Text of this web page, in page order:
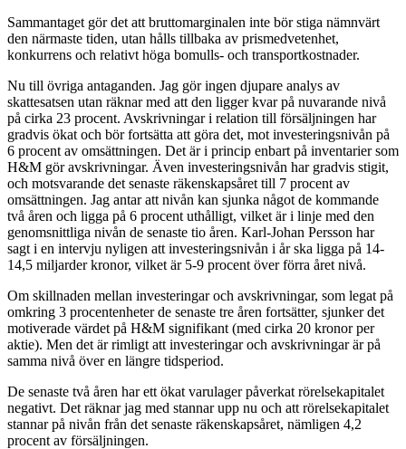
Sammantaget gör det att bruttomarginalen inte bör stiga nämnvärt
den närmaste tiden, utan hålls tillbaka av prismedvetenhet,
konkurrens och relativt höga bomulls- och transportkostnader.
Nu till övriga antaganden. Jag gör ingen djupare analys av
skattesatsen utan räknar med att den ligger kvar på nuvarande nivå
på cirka 23 procent. Avskrivningar i relation till försäljningen har
gradvis ökat och bör fortsätta att göra det, mot investeringsnivån på
6 procent av omsättningen. Det är i princip enbart på inventarier som
H&M gör avskrivningar. Även investeringsnivån har gradvis stigit,
och motsvarande det senaste räkenskapsåret till 7 procent av
omsättningen. Jag antar att nivån kan sjunka något de kommande
två åren och ligga på 6 procent uthålligt, vilket är i linje med den
genomsnittliga nivån de senaste tio åren. Karl-Johan Persson har
sagt i en intervju nyligen att investeringsnivån i år ska ligga på 14-
14,5 miljarder kronor, vilket är 5-9 procent över förra året nivå.
Om skillnaden mellan investeringar och avskrivningar, som legat på
omkring 3 procentenheter de senaste tre åren fortsätter, sjunker det
motiverade värdet på H&M signifikant (med cirka 20 kronor per
aktie). Men det är rimligt att investeringar och avskrivningar är på
samma nivå över en längre tidsperiod.
De senaste två åren har ett ökat varulager påverkat rörelsekapitalet
negativt. Det räknar jag med stannar upp nu och att rörelsekapitalet
stannar på nivån från det senaste räkenskapsåret, nämligen 4,2
procent av försäljningen.